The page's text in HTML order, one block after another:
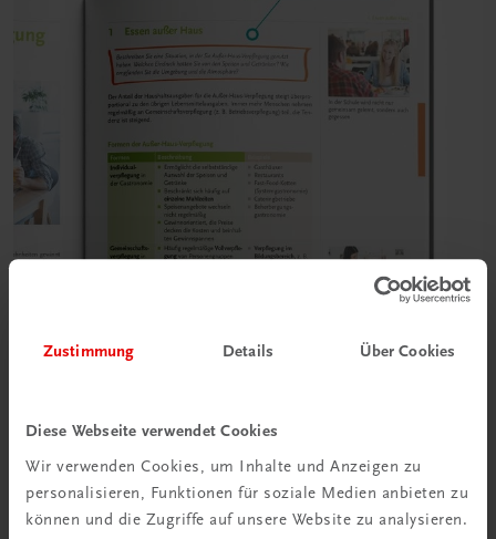
Zustimmung Details Über Cookies
Diese Webseite verwendet Cookies
Wir verwenden Cookies, um Inhalte und Anzeigen zu
personalisieren, Funktionen für soziale Medien anbieten zu
können und die Zugriffe auf unsere Website zu analysieren.